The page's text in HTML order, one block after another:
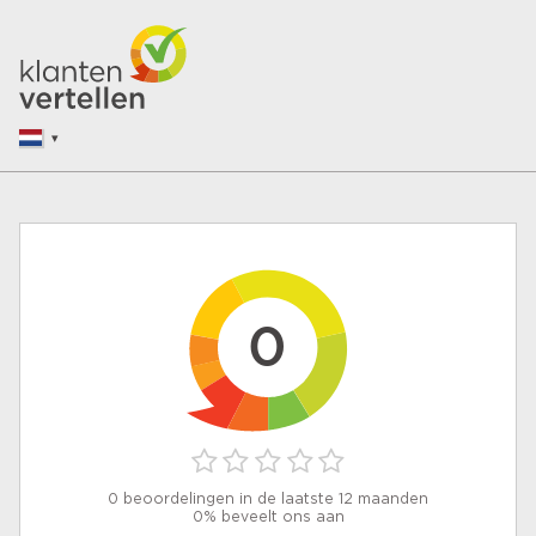
0
0 beoordelingen in de laatste 12 maanden
0% beveelt ons aan